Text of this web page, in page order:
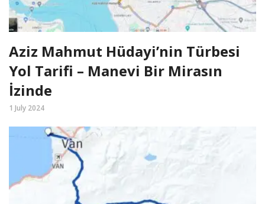
Aziz Mahmut Hüdayi’nin Türbesi
Yol Tarifi – Manevi Bir Mirasın
İzinde
1 July 2024